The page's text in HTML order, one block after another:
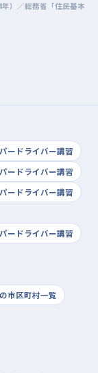
）／総務省「住民基本
ードライバー講習
ードライバー講習
ードライバー講習
ードライバー講習
市区町村一覧